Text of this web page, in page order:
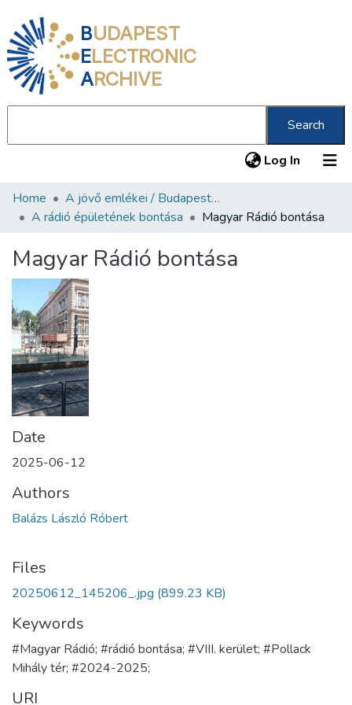
BUDAPEST
ELECTRONIC
ARCHIVE
Search
Log In (current)
Communities & Collections
Statistics
About us
Home
A jövő emlékei / Budapest ma
A rádió épületének bontása
Magyar Rádió bontása
Magyar Rádió bontása
Date
2025-06-12
Authors
Balázs László Róbert
Files
20250612_145206_.jpg (899.23 KB)
Keywords
#Magyar Rádió; #rádió bontása; #VIII. kerület; #Pollack
Mihály tér; #2024-2025;
URI